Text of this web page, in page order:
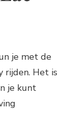
je met de
rijden. Het is
je kunt